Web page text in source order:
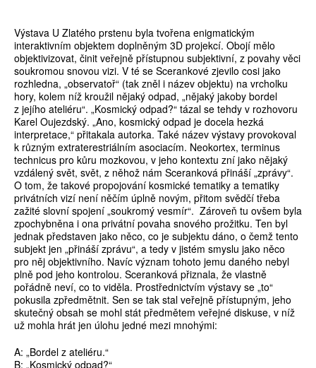
Výstava U Zlatého prstenu byla tvořena enigmatickým
interaktivním objektem doplněným 3D projekcí. Obojí mělo
objektivizovat, činit veřejně přístupnou subjektivní, z povahy věci
soukromou snovou vizi. V té se Scerankové zjevilo cosi jako
rozhledna, „observatoř“ (tak zněl i název objektu) na vrcholku
hory, kolem níž kroužil nějaký odpad, „nějaký jakoby bordel
z jejího ateliéru“. „Kosmický odpad?“ tázal se tehdy v rozhovoru
Karel Oujezdský. „Ano, kosmický odpad je docela hezká
interpretace,“ přitakala autorka. Také název výstavy provokoval
k různým extraterestriálním asociacím. Neokortex, terminus
technicus pro kůru mozkovou, v jeho kontextu zní jako nějaký
vzdálený svět, svět, z něhož nám Sceranková přináší „zprávy“.
O tom, že takové propojování kosmické tematiky a tematiky
privátních vizí není něčím úplně novým, přitom svědčí třeba
zažité slovní spojení „soukromý vesmír“. Zároveň tu ovšem byla
zpochybněna i ona privátní povaha snového prožitku. Ten byl
jednak představen jako něco, co je subjektu dáno, o čemž tento
subjekt jen „přináší zprávu“, a tedy v jistém smyslu jako něco
pro něj objektivního. Navíc význam tohoto jemu daného nebyl
plně pod jeho kontrolou. Sceranková přiznala, že vlastně
pořádně neví, co to viděla. Prostřednictvím výstavy se „to“
pokusila zpředmětnit. Sen se tak stal veřejně přístupným, jeho
skutečný obsah se mohl stát předmětem veřejné diskuse, v níž
už mohla hrát jen úlohu jedné mezi mnohými:
A: „Bordel z ateliéru.“
B: „Kosmický odpad?“